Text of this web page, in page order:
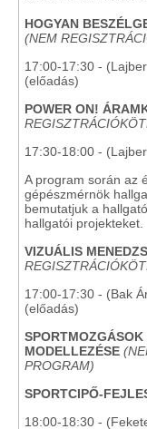
HOGYAN
(NEM
17:00-17:30 -
(előadás)
POWER ON!
17:30-18:00 -
A program során az
gépészmérnök
bemutatjuk a
hallgatói projekteket.
VIZUÁLIS
17:00-17:30 - (Bak
(előadás)
MODELLEZÉSE
PROGRAM)
SPORTCIPŐ-
18:00-18:30 -